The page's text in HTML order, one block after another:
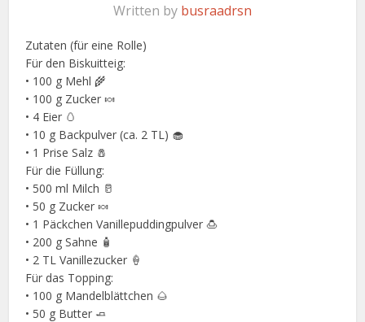
Written by busraadrsn
Zutaten (für eine Rolle)
Für den Biskuitteig:
• 100 g Mehl 🌾
• 100 g Zucker 🍬
• 4 Eier 🥚
• 10 g Backpulver (ca. 2 TL) 🧁
• 1 Prise Salz 🧂
Für die Füllung:
• 500 ml Milch 🥛
• 50 g Zucker 🍬
• 1 Päckchen Vanillepuddingpulver 🍮
• 200 g Sahne 🧴
• 2 TL Vanillezucker 🍦
Für das Topping:
• 100 g Mandelblättchen 🌰
• 50 g Butter 🧈